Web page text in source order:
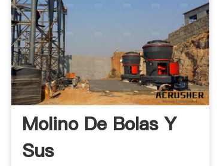
Molino De Bolas Y
Sus